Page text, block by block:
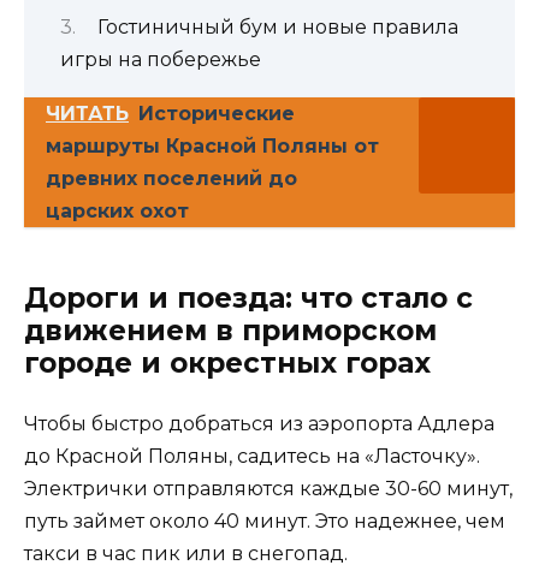
Гостиничный бум и новые правила
игры на побережье
ЧИТАТЬ Исторические
маршруты Красной Поляны от
древних поселений до
царских охот
Дороги и поезда: что стало с
движением в приморском
городе и окрестных горах
Чтобы быстро добраться из аэропорта Адлера
до Красной Поляны, садитесь на «Ласточку».
Электрички отправляются каждые 30-60 минут,
путь займет около 40 минут. Это надежнее, чем
такси в час пик или в снегопад.